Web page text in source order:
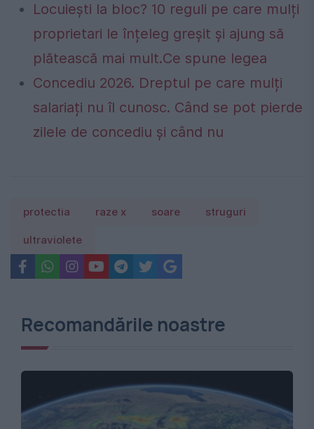
Locuiești la bloc? 10 reguli pe care mulți
proprietari le înțeleg greșit și ajung să
plătească mai mult.Ce spune legea
Concediu 2026. Dreptul pe care mulți
salariați nu îl cunosc. Când se pot pierde
zilele de concediu și când nu
protectia raze x soare struguri
ultraviolete
Recomandările noastre